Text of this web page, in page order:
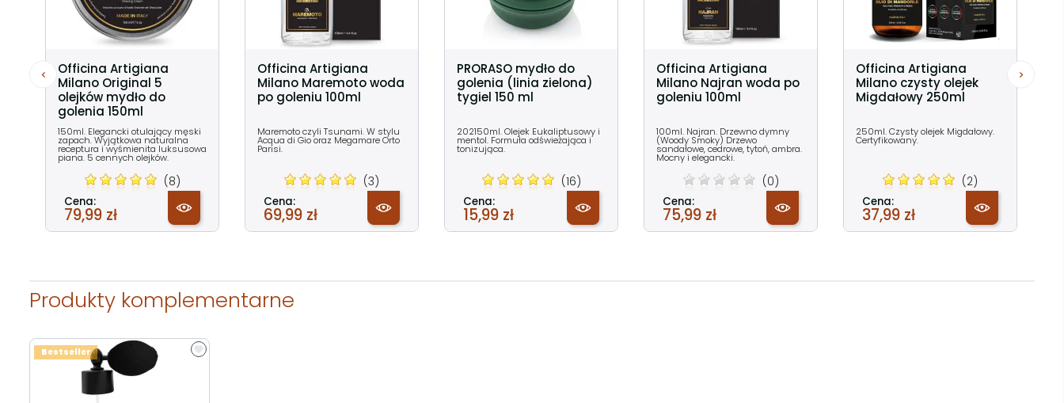
Officina Artigiana
Milano Original 5
olejków mydło do
golenia 150ml
150ml. Elegancki otulający męski
zapach. Wyjątkowa naturalna
receptura i wyśmienita luksusowa
piana. 5 cennych olejków.
(8)
Cena:
79,99 zł
Officina Artigiana
Milano Maremoto woda
po goleniu 100ml
Maremoto czyli Tsunami. W stylu
Acqua di Gio oraz Megamare Orto
Parisi.
(3)
Cena:
69,99 zł
PRORASO mydło do
golenia (linia zielona)
tygiel 150 ml
202150ml. Olejek Eukaliptusowy i
mentol. Formuła odświeżająca i
tonizująca.
(16)
Cena:
15,99 zł
Officina Artigiana
Milano Najran woda po
goleniu 100ml
100ml. Najran. Drzewno dymny
(Woody Smoky) Drzewo
sandałowe, cedrowe, tytoń, ambra.
Mocny i elegancki.
(0)
Cena:
75,99 zł
Officina Artigiana
Milano czysty olejek
Migdałowy 250ml
250ml. Czysty olejek Migdałowy.
Certyfikowany.
(2)
Cena:
37,99 zł
Produkty komplementarne
Bestseller